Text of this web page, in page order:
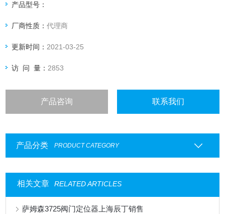
产品型号：
厂商性质：代理商
更新时间： 2021-03-25
访 问 量： 2853
产品咨询 联系我们
产品分类 PRODUCT CATEGORY
相关文章 RELATED ARTICLES
萨姆森3725阀门定位器上海辰丁销售